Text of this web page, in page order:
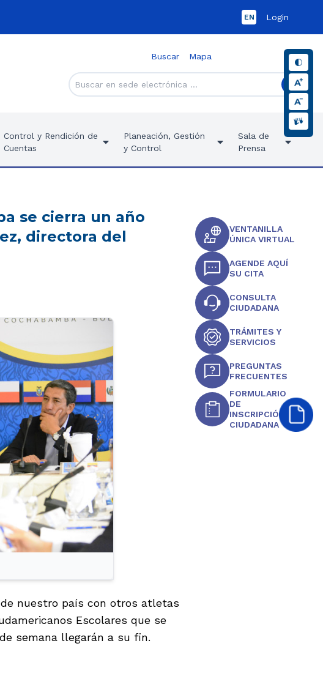
EN Login
Buscar Mapa
Control y Rendición de
Cuentas
Planeación, Gestión
y Control
Sala de
Prensa
se cierra un año
directora del
nuestro país con otros atletas
Escolares que se
semana llegarán a su fin.
VENTANILLA
ÚNICA VIRTUAL
AGENDE AQUÍ
SU CITA
CONSULTA
CIUDADANA
TRÁMITES Y
SERVICIOS
PREGUNTAS
FRECUENTES
FORMULARIO
DE
INSCRIPCIÓN
CIUDADANA